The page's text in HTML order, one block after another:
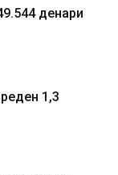
денари
1,3